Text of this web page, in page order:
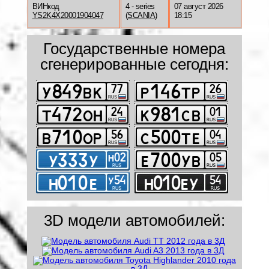
ВИНкод
YS2K4X20001904047
4 - series
(SCANIA)
07 август 2026
18:15
Государственные номера
сгенерированные сегодня:
3D модели автомобилей: